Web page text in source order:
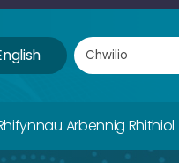
Arbennig Rhithiol